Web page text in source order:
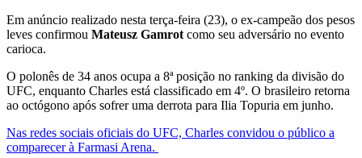
Em anúncio realizado nesta terça-feira (23), o ex-campeão dos pesos
leves confirmou Mateusz Gamrot como seu adversário no evento
carioca.
O polonês de 34 anos ocupa a 8ª posição no ranking da divisão do
UFC, enquanto Charles está classificado em 4º. O brasileiro retorna
ao octógono após sofrer uma derrota para Ilia Topuria em junho.
Nas redes sociais oficiais do UFC, Charles convidou o público a
comparecer à Farmasi Arena.